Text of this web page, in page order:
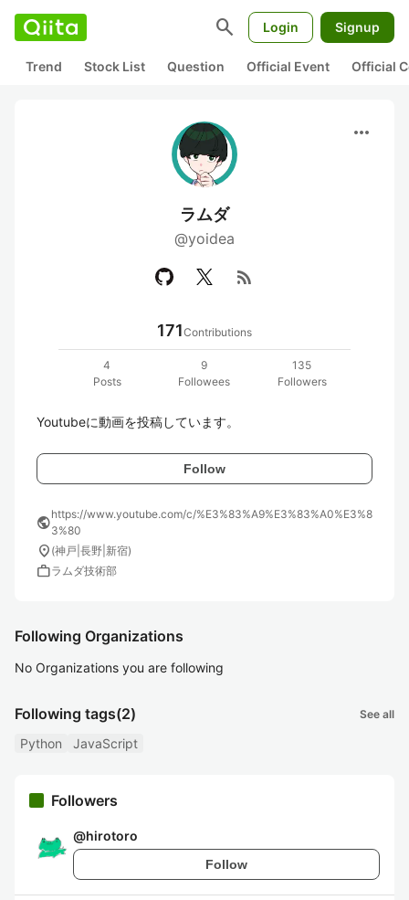
search Login Signup
Trend Stock List Question Official Event Official
more_horiz
ラムダ
@yoidea
rss_feed
171Contributions
4
Posts
9
Followees
135
Followers
Youtubeに動画を投稿しています。
Follow
publichttps://www.youtube.com/c/%E3%83%A9%E3%83%A0%E3%8
3%80
location_on (神戸|長野|新宿)
workラムダ技術部
Following Organizations
No Organizations you are following
Following tags(2) See all
Python JavaScript
Followers
@hirotoro
Follow